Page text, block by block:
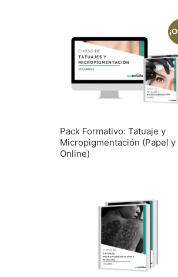
Pack Formativo: Tatuaje y
Micropigmentación (Papel y
Online)